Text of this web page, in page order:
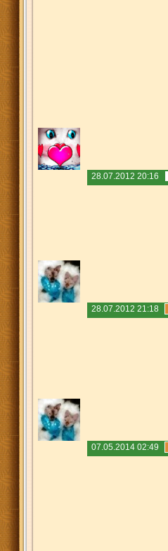
28.07.2012 20:16
28.07.2012 21:18
07.05.2014 02:49